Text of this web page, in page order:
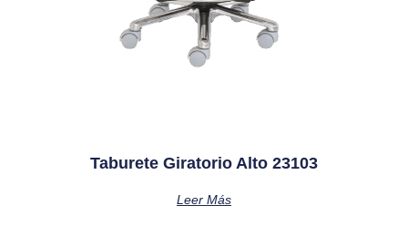
Taburete Giratorio Alto 23103
Leer Más